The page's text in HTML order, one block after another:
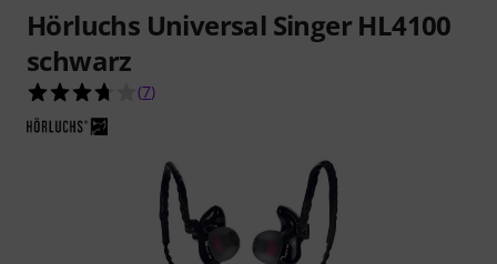
Hörluchs Universal Singer HL4100
schwarz
3.7 von 5 Sternen aus 7 Kundenbewertungen
(7)